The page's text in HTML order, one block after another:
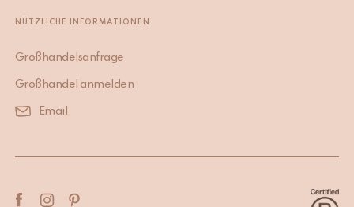
NÜTZLICHE INFORMATIONEN
Großhandelsanfrage
Großhandel anmelden
Email